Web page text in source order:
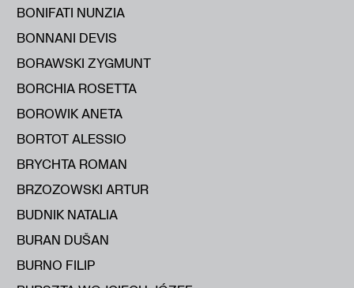
BONIFATI NUNZIA
BONNANI DEVIS
BORAWSKI ZYGMUNT
BORCHIA ROSETTA
BOROWIK ANETA
BORTOT ALESSIO
BRYCHTA ROMAN
BRZOZOWSKI ARTUR
BUDNIK NATALIA
BURAN DUŠAN
BURNO FILIP